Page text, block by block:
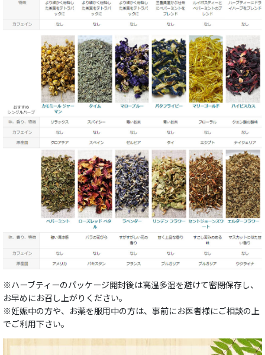
※ハーブティーのパッケージ開封後は高温多湿を避けて密閉保存し、
お早めにお召し上がりください。
※妊娠中の方や、お薬を服用中の方は、事前にお医者様にご相談の上
でご利用下さい。